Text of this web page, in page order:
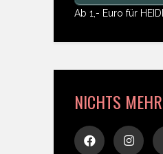
Ab 1,- Euro für
NICHTS